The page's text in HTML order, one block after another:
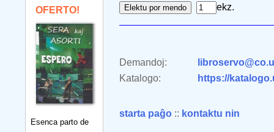
OFERTO!
Esenca parto de
ekz.
Demandoj:
Katalogo:
https://
starta paĝo :: kontaktu nin